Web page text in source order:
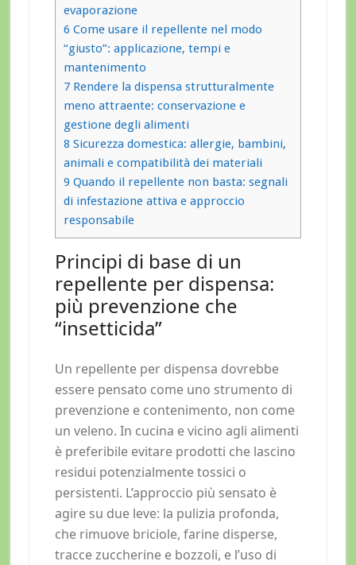
evaporazione
6 Come usare il repellente nel modo
“giusto”: applicazione, tempi e
mantenimento
7Rendere la dispensa strutturalmente
meno attraente: conservazione e
gestione degli alimenti
8 Sicurezza domestica: allergie, bambini,
animali e compatibilità dei materiali
9 Quando il repellente non basta: segnali
di infestazione attiva e approccio
responsabile
Principi di base di un
repellente per dispensa:
più prevenzione che
“insetticida”
Un repellente per dispensa dovrebbe
essere pensato come uno strumento di
prevenzione e contenimento, non come
un veleno. In cucina e vicino agli alimenti
è preferibile evitare prodotti che lascino
residui potenzialmente tossici o
persistenti. L’approccio più sensato è
agire su due leve: la pulizia profonda,
che rimuove briciole, farine disperse,
tracce zuccherine e bozzoli, e l’uso di